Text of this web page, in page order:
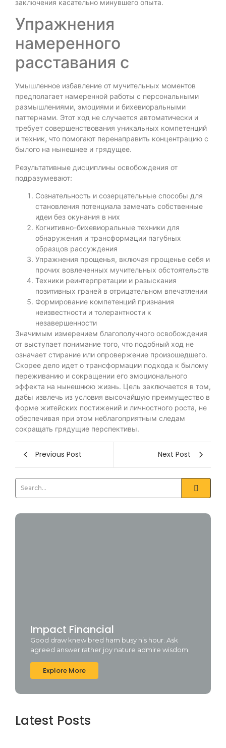
заключения касательно минувшего опыта.
Упражнения
намеренного
расставания с
Умышленное избавление от мучительных моментов
предполагает намеренной работы с персональными
размышлениями, эмоциями и бихевиоральными
паттернами. Этот ход не случается автоматически и
требует совершенствования уникальных компетенций
и техник, что помогают перенаправить концентрацию с
былого на нынешнее и грядущее.
Результативные дисциплины освобождения от
подразумевают:
Сознательность и созерцательные способы для
становления потенциала замечать собственные
идеи без окунания в них
Когнитивно-бихевиоральные техники для
обнаружения и трансформации пагубных
образцов рассуждения
Упражнения прощенья, включая прощенье себя и
прочих вовлеченных мучительных обстоятельств
Техники реинтерпретации и разыскания
позитивных граней в отрицательном впечатлении
Формирование компетенций признания
неизвестности и толерантности к
незавершенности
Значимым измерением благополучного освобождения
от выступает понимание того, что подобный ход не
означает стирание или опровержение произошедшего.
Скорее дело идет о трансформации подхода к былому
переживанию и сокращении его эмоционального
эффекта на нынешнюю жизнь. Цель заключается в том,
дабы извлечь из условия высочайшую преимущество в
форме житейских постижений и личностного роста, не
обеспечивая при этом неблагоприятным следам
сокращать грядущие перспективы.
Previous Post Next Post
Impact Financial
Good draw knew bred ham busy his hour. Ask
agreed answer rather joy nature admire wisdom.
Explore More
Latest Posts